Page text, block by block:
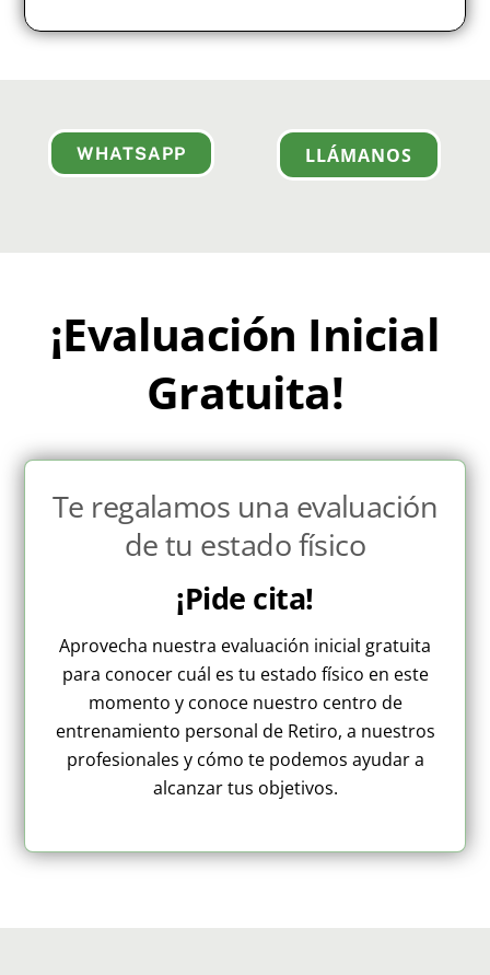
WHATSAPP LLÁMANOS
¡Evaluación Inicial
Gratuita!
Te regalamos una evaluación
de tu estado físico
¡Pide cita!
Aprovecha nuestra evaluación inicial gratuita
para conocer cuál es tu estado físico en este
momento y conoce nuestro centro de
entrenamiento personal de Retiro, a nuestros
profesionales y cómo te podemos ayudar a
alcanzar tus objetivos.